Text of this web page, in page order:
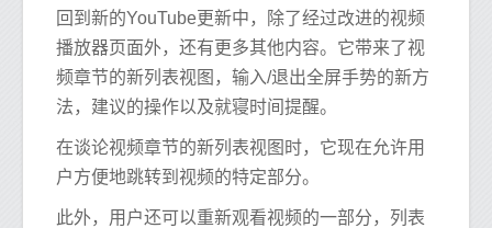
回到新的YouTube更新中，除了经过改进的视频
播放器页面外，还有更多其他内容。它带来了视
频章节的新列表视图，输入/退出全屏手势的新方
法，建议的操作以及就寝时间提醒。
在谈论视频章节的新列表视图时，它现在允许用
户方便地跳转到视频的特定部分。
此外，用户还可以重新观看视频的一部分，列表